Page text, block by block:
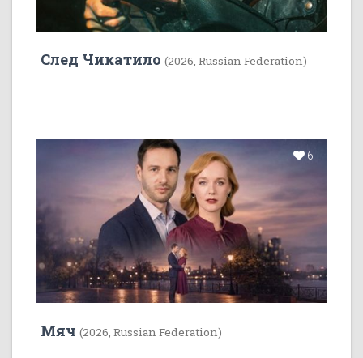
След Чикатило (2026, Russian Federation)
6
Мяч (2026, Russian Federation)